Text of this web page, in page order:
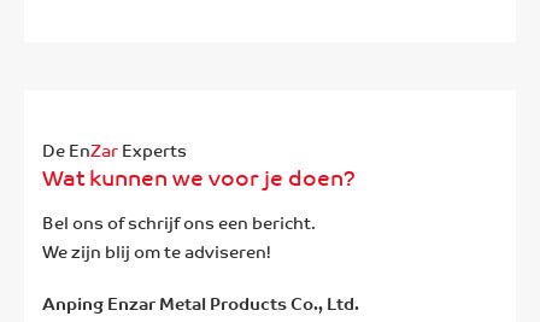
De EnZarExperts
Wat kunnen we voor je doen?
Bel ons of schrijf ons een bericht.
We zijn blij om te adviseren!
Anping Enzar Metal Products Co., Ltd.